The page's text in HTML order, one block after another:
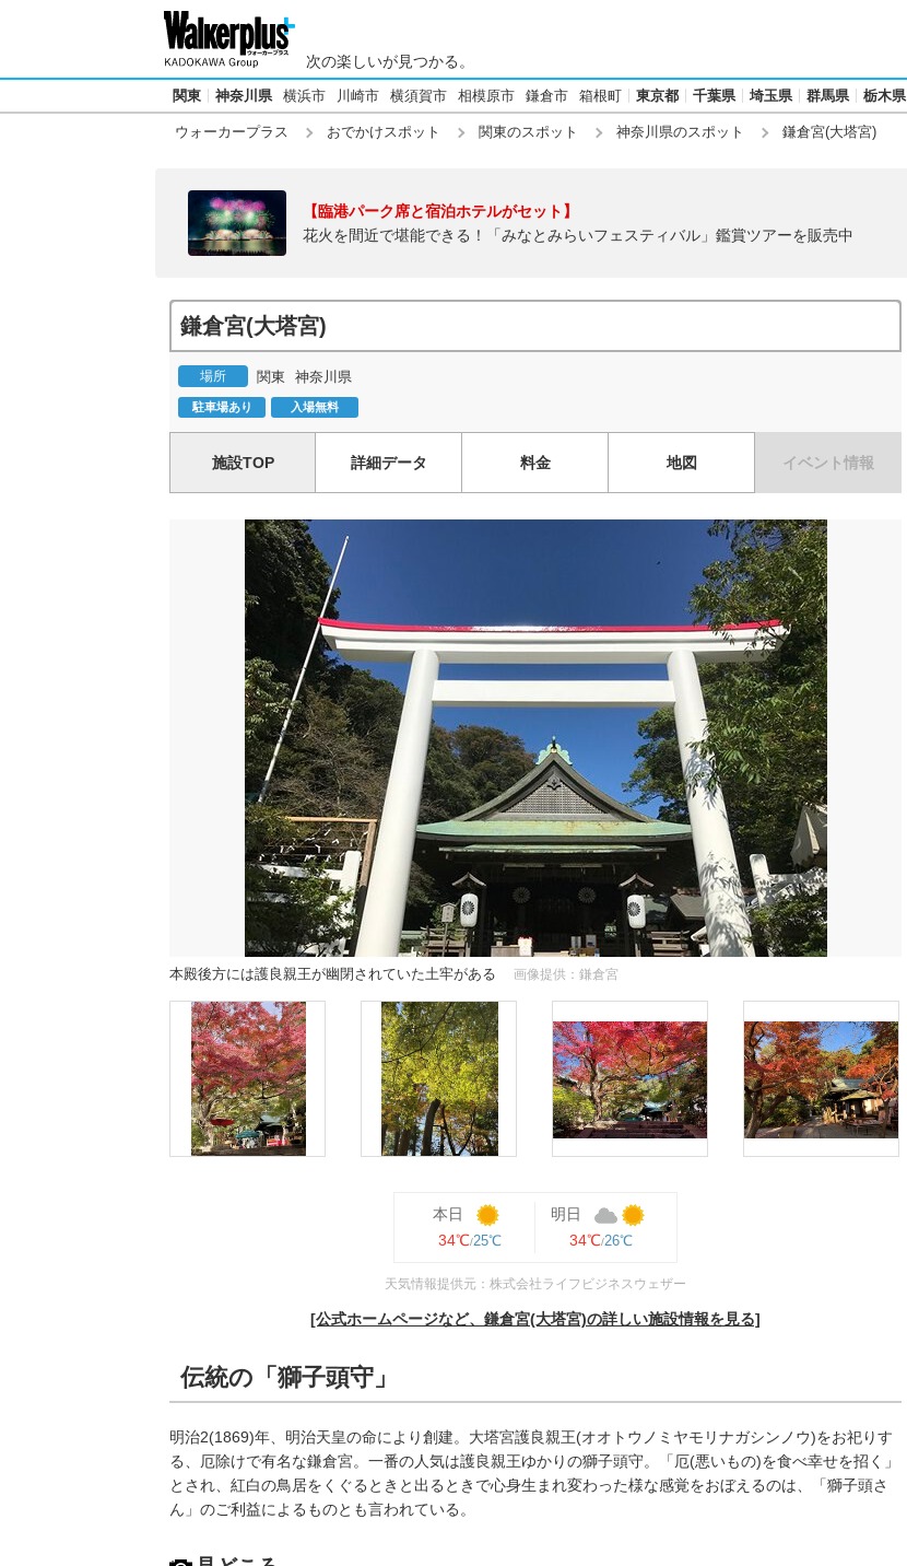
次の楽しいが見つかる。
関東 神奈川県 横浜市 川崎市 横須賀市 相模原市 鎌倉市 箱根町 東京都 千葉県 埼玉県 群馬県 栃木県
ウォーカープラス おでかけスポット 関東のスポット 神奈川県のスポット 鎌倉宮(大塔宮)
【臨港パーク席と宿泊ホテルがセット】
花火を間近で堪能できる！「みなとみらいフェスティバル」鑑賞ツアーを販売中
鎌倉宮(大塔宮)
場所 関東 神奈川県
駐車場あり 入場無料
施設TOP 詳細データ 料金 地図 イベント情報
本殿後方には護良親王が幽閉されていた土牢がある 画像提供：鎌倉宮
本日
34℃ 25℃
明日
34℃ 26℃
天気情報提供元：株式会社ライフビジネスウェザー
[公式ホームページなど、鎌倉宮(大塔宮)の詳しい施設情報を見る]
伝統の「獅子頭守」
明治2(1869)年、明治天皇の命により創建。大塔宮護良親王(オオトウノミヤモリナガシンノウ)をお祀りす
る、厄除けで有名な鎌倉宮。一番の人気は護良親王ゆかりの獅子頭守。「厄(悪いもの)を食べ幸せを招く」
とされ、紅白の鳥居をくぐるときと出るときで心身生まれ変わった様な感覚をおぼえるのは、「獅子頭さ
ん」のご利益によるものとも言われている。